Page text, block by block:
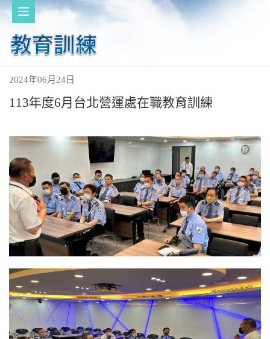
2024年06月24日
113年度6月台北營運處在職教育訓練